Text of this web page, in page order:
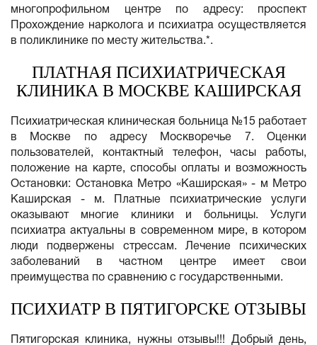
многопрофильном центре по адресу: проспект
Прохождение нарколога и психиатра осуществляется
в поликлинике по месту жительства.*.
ПЛАТНАЯ ПСИХИАТРИЧЕСКАЯ
КЛИНИКА В МОСКВЕ КАШИРСКАЯ
Психиатрическая клиническая больница №15 работает
в Москве по адресу Москворечье 7. Оценки
пользователей, контактный телефон, часы работы,
положение на карте, способы оплаты и возможность
Остановки: Остановка Метро «Каширская» - м Метро
Каширская - м. Платные психиатрические услуги
оказывают многие клиники и больницы. Услуги
психиатра актуальны в современном мире, в котором
люди подвержены стрессам. Лечение психических
заболеваний в частном центре имеет свои
преимущества по сравнению с государственными.
ПСИХИАТР В ПЯТИГОРСКЕ ОТЗЫВЫ
Пятигорская клиника, нужны отзывы!!! Добрый день,